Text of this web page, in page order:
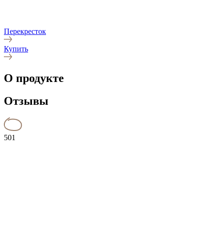
Перекресток
Купить
О продукте
Отзывы
501